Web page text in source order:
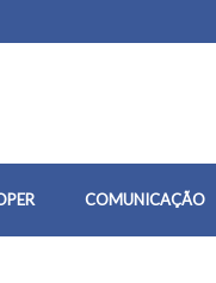
COMUNICAÇÃO